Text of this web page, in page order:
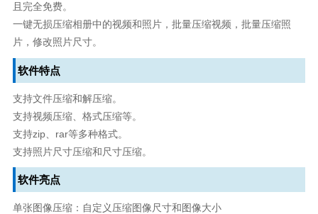
且完全免费。
一键无损压缩相册中的视频和照片，批量压缩视频，批量压缩照
片，修改照片尺寸。
软件特点
支持文件压缩和解压缩。
支持视频压缩、格式压缩等。
支持zip、rar等多种格式。
支持照片尺寸压缩和尺寸压缩。
软件亮点
单张图像压缩：自定义压缩图像尺寸和图像大小